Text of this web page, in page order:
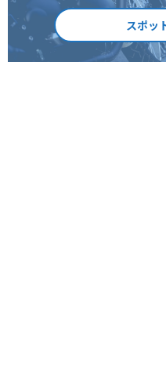
スポッ